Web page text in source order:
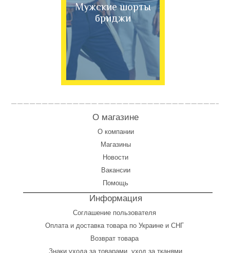
Мужские шорты
бриджи
О магазине
О компании
Магазины
Новости
Вакансии
Помощь
Информация
Соглашение пользователя
Оплата и доставка товара по Украине и СНГ
Возврат товара
Знаки ухода за товарами, уход за тканями